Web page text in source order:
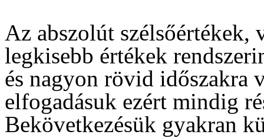
Az abszolút szélsőértékek,
legkisebb értékek
és nagyon rövid időszakra
elfogadásuk ezért mindig
Bekövetkezésük gyakran